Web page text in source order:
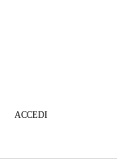
ACCEDI